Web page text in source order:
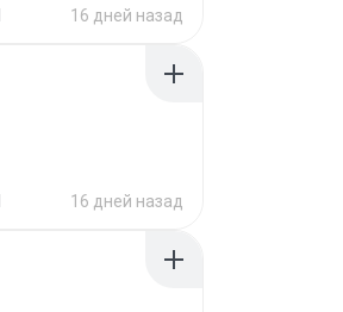
16 дней назад
16 дней назад